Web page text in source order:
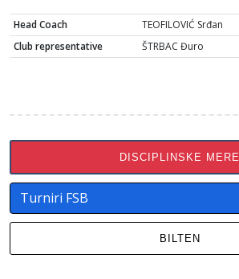
Head Coach
TEOFILOVIĆ Srđan
Club representative
ŠTRBAC Đuro
DISCIPLINSKE MERE
BILTEN